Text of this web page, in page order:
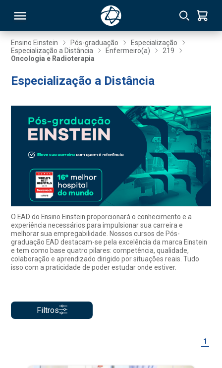
Ensino Einstein Pós-graduação
Especialização
Especialização a Distância
Enfermeiro(a)
219
Oncologia e Radioterapia
Especialização a Distância
O EAD do Ensino Einstein proporcionará o conhecimento e a
experiência necessários para impulsionar sua carreira e
melhorar sua empregabilidade. Nossos cursos de Pós-
graduação EAD destacam-se pela excelência da marca Einstein
e tem como base quatro pilares: competência, qualidade,
colaboração e aprendizado dirigido por situações reais. Tudo
isso com a praticidade de poder estudar onde estiver.
Filtros
1